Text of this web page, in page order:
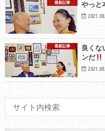
最新記事 やっと
最新記事
良くな
ンだ